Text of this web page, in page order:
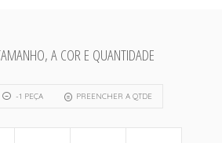
A COR E QUANTIDADE
-1 PEÇA PREENCHER A QTDE